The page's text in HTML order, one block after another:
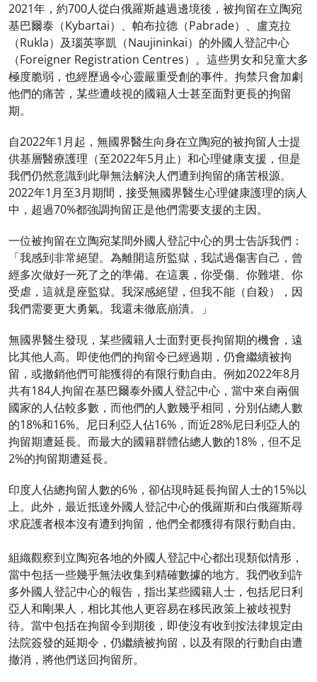
2021年，約700人從白俄羅斯越過邊境後，被拘留在立陶宛
基巴爾泰（Kybartai）、帕布拉德（Pabrade）、盧克拉
（Rukla）及瑙英寧凱（Naujininkai）的外國人登記中心
（Foreigner Registration Centres）。這些男女和兒童大多
極度脆弱，也經歷過令心靈嚴重受創的事件。拘禁只會加劇
他們的痛苦，某些遭歧視的國籍人士甚至面對更長的拘留
期。
自2022年1月起，無國界醫生向身在立陶宛的被拘留人士提
供基層醫療護理（至2022年5月止）和心理健康支援，但是
我們仍然意識到此舉無法解決人們遭到拘留的痛苦根源。
2022年1月至3月期間，接受無國界醫生心理健康護理的病人
中，超過70%都強調拘留正是他們需要支援的主因。
一位被拘留在立陶宛某間外國人登記中心的男士告訴我們：
「我感到非常絕望。為離開這所監獄，我試過傷害自己，曾
經多次做好一死了之的準備。在這裏，你受傷、你難堪、你
受虐，這就是座監獄。我深感絕望，但我不能（自殺），因
我們需要更大勇氣。我還未徹底崩潰。」
無國界醫生發現，某些國籍人士面對更長拘留期的機會，遠
比其他人高。即使他們的拘留令已經過期，仍會繼續被拘
留，或撤銷他們可能獲得的有限行動自由。例如2022年8月
共有184人拘留在基巴爾泰外國人登記中心，當中來自兩個
國家的人佔較多數，而他們的人數幾乎相同，分別佔總人數
的18%和16%。尼日利亞人佔16%，而近28%尼日利亞人的
拘留期遭延長。而最大的國籍群體佔總人數的18%，但不足
2%的拘留期遭延長。
印度人佔總拘留人數的6%，卻佔現時延長拘留人士的15%以
上。此外，最近抵達外國人登記中心的俄羅斯和白俄羅斯尋
求庇護者根本沒有遭到拘留，他們全都獲得有限行動自由。
組織觀察到立陶宛各地的外國人登記中心都出現類似情形，
當中包括一些幾乎無法收集到精確數據的地方。我們收到許
多外國人登記中心的報告，指出某些國籍人士，包括尼日利
亞人和剛果人，相比其他人更容易在移民政策上被歧視對
待。當中包括在拘留令到期後，即使沒有收到按法律規定由
法院簽發的延期令，仍繼續被拘留，以及有限的行動自由遭
撤消，將他們送回拘留所。